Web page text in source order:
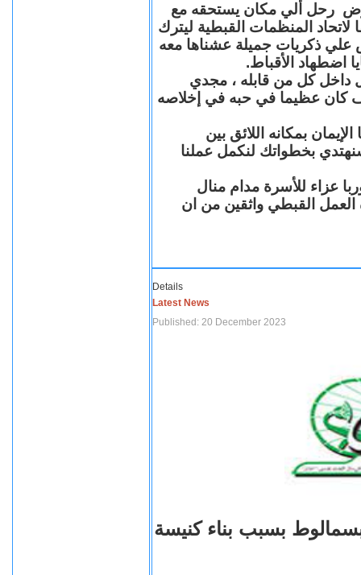
رحل ألي مكان يستحقه مع
المنظمات القبطية ليترك
علي ذكريات جميلة عشناها معه
اضطهاد الأقباط.
داخل كل من قابله ، مجدي
عظيما في حبه في إخلاصه
بمكانه اللائق بين
بخطواتك لنكمل عملنا
عزاء للأسرة مدام منال
العمل القبطي واثقين من ان
Details
Latest News
Published: 20 December 2023
بسبب بناء كنيسة